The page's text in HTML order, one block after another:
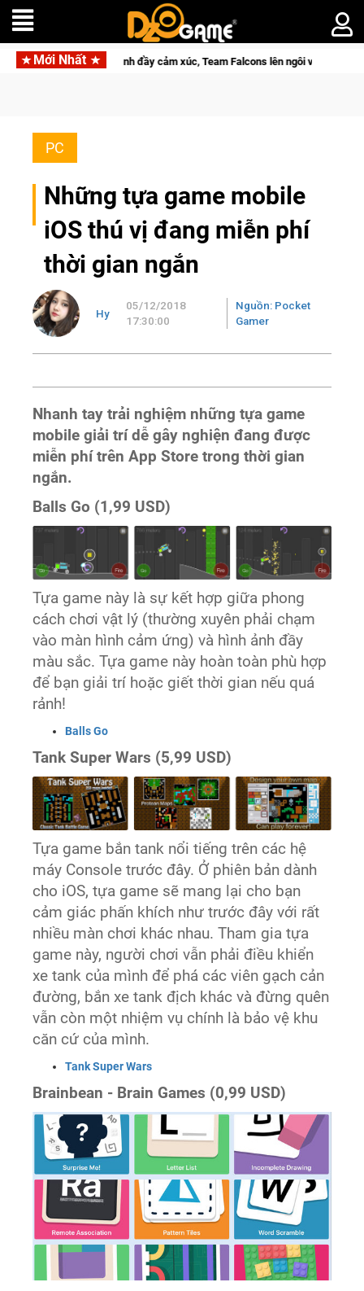
Mới Nhất
với hành trình đầy cảm xúc, Team Falcons lên ngôi vô địch
PC
Những tựa game mobile
iOS thú vị đang miễn phí
thời gian ngắn
Hy
05/12/2018
17:30:00
Nguồn: Pocket
Gamer
Nhanh tay trải nghiệm những tựa game
mobile giải trí dễ gây nghiện đang được
miễn phí trên App Store trong thời gian
ngắn.
Balls Go (1,99 USD)
Tựa game này là sự kết hợp giữa phong
cách chơi vật lý (thường xuyên phải chạm
vào màn hình cảm ứng) và hình ảnh đầy
màu sắc. Tựa game này hoàn toàn phù hợp
để bạn giải trí hoặc giết thời gian nếu quá
rảnh!
‎Balls Go
Tank Super Wars (5,99 USD)
Tựa game bắn tank nổi tiếng trên các hệ
máy Console trước đây. Ở phiên bản dành
cho iOS, tựa game sẽ mang lại cho bạn
cảm giác phấn khích như trước đây với rất
nhiều màn chơi khác nhau. Tham gia tựa
game này, người chơi vẫn phải điều khiển
xe tank của mình để phá các viên gạch cản
đường, bắn xe tank địch khác và đừng quên
vẫn còn một nhiệm vụ chính là bảo vệ khu
căn cứ của mình.
‎Tank Super Wars
Brainbean - Brain Games (0,99 USD)